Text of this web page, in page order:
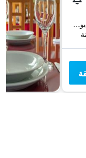
Kozine i Smoljani 11, ميديوغوريه, البوسنة والهرسك